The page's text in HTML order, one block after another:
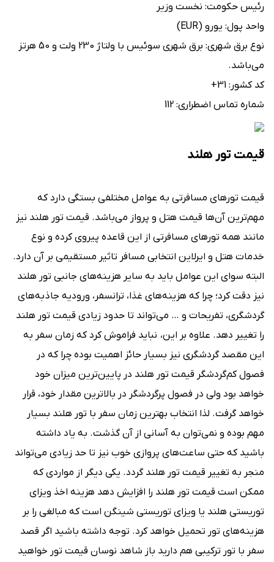
رئیس حکومت: نخست وزیر
واحد پول: یورو (EUR)
نوع برق شهری: برق شهری سوئیس با ولتاژ 230 ولت و 50 هرتز
می‌باشد.
کد کشور: 31+
شماره‌ تماس اضطراری: 112
قیمت تور هلند
قیمت تورهای مسافرتی به عوامل مختلفی بستگی دارد که
مهم‌ترین آن‌ها قیمت هتل و پرواز می‌باشد. قیمت تور هلند نیز
مانند همه تورهای مسافرتی از این قاعده پیروی کرده و نوع
خدمات هتل و ایرلاین انتخابی مسافر تاثیر مستقیمی بر آن دارد.
البته سوای این عوامل باید به سایر هزینه‌های جانبی تور هلند
نیز دقت کرد؛ چرا که هزینه‌های غذا، ترانسفر، ورودیه‌ جاذبه‌های
گردشگری، تفریحات و … می‌تواند تا حدود زیادی قیمت تور هلند
را تغییر دهد. علاوه بر این، نباید فراموش کرد که زمان سفر به
این مقصد گردشگری نیز بسیار حائز اهمیت بوده چرا که در
فصول کم‌گردشگر قیمت تور هلند در پایین‌ترین میزان خود
خواهد بود ولی در فصول پرگردشگر در بالاترین مقدار خود، قرار
خواهد گرفت. لذا انتخاب بهترین زمان سفر با تور هلند بسیار
مهم بوده و نمی‌توان به آسانی از آن گذشت. به یاد داشته
باشید که حتی ساعت‌های پروازی خوب نیز تا حد زیادی می‌تواند
منجر به تغییر قیمت تور هلند گردد. یکی دیگر از مواردی که
ممکن است قیمت تور هلند را افزایش دهد هزینه اخذ ویزای
توریستی هلند یا ویزای توریستی شینگن است که مبالغی را بر
هزینه‌های تور تحمیل خواهد کرد. توجه داشته باشید اگر قصد
سفر با تور ترکیبی هم دارید باز شاهد نوسان قیمت تور خواهید